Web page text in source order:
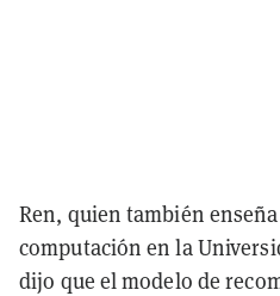
Ren, quien también
computación en la
dijo que el modelo de